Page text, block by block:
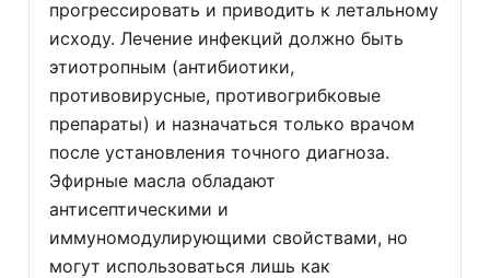
прогрессировать и приводить к летальному
исходу. Лечение инфекций должно быть
этиотропным (антибиотики,
противовирусные, противогрибковые
препараты) и назначаться только врачом
после установления точного диагноза.
Эфирные масла обладают
антисептическими и
иммуномодулирующими свойствами, но
могут использоваться лишь как